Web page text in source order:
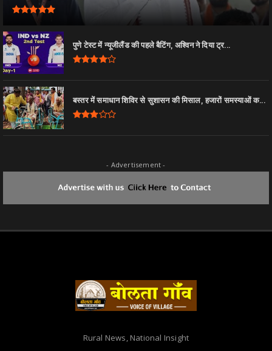
पुणे टेस्ट में न्यूजीलैंड की पहले बैटिंग, अश्विन ने दिया ट्र...
बस्तर में समाधान शिविर से सुशासन की मिसाल, हजारों समस्याओं क...
- Advertisement -
Rural News, National Insight